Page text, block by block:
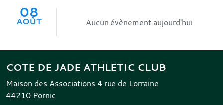
08
AOÛT Aucun évènement aujourd'hui
COTE DE JADE ATHLETIC CLUB
Maison des Associations 4 rue de Lorraine
44210 Pornic